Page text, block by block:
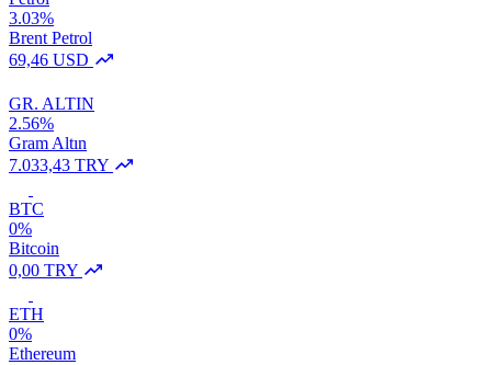
3.03%
Brent Petrol
69,46 USD
GR. ALTIN
2.56%
Gram Altın
7.033,43 TRY
BTC
0%
Bitcoin
0,00 TRY
ETH
0%
Ethereum